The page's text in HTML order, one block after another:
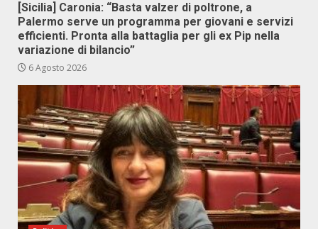
[Sicilia] Caronia: “Basta valzer di poltrone, a
Palermo serve un programma per giovani e servizi
efficienti. Pronta alla battaglia per gli ex Pip nella
variazione di bilancio”
6 Agosto 2026